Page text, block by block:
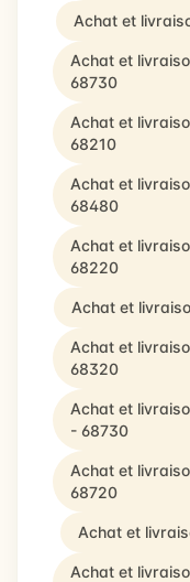
Achat et
Achat et
68730
Achat et
68210
Achat et
68480
Achat et
68220
Achat et
Achat et
68320
Achat et
- 68730
Achat et
68720
Achat et
Achat et